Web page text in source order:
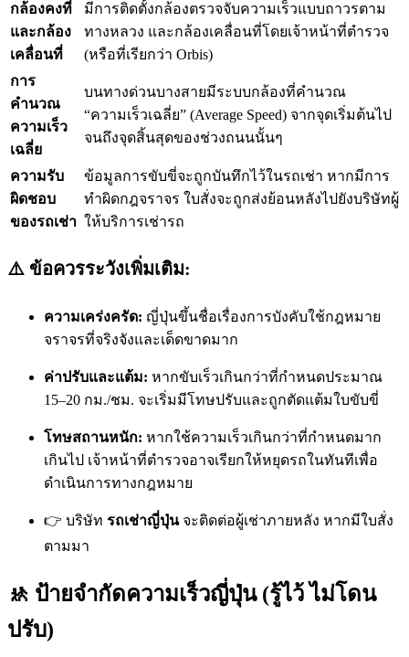
กล้องคงที่
และกล้อง
เคลื่อนที่
มีการติดตั้งกล้องตรวจจับความเร็วแบบถาวรตาม
ทางหลวง และกล้องเคลื่อนที่โดยเจ้าหน้าที่ตำรวจ
(หรือที่เรียกว่า Orbis)
การ
คำนวณ
ความเร็ว
เฉลี่ย
บนทางด่วนบางสายมีระบบกล้องที่คำนวณ
“ความเร็วเฉลี่ย” (Average Speed) จากจุดเริ่มต้นไป
จนถึงจุดสิ้นสุดของช่วงถนนนั้นๆ
ความรับ
ผิดชอบ
ของรถเช่า
ข้อมูลการขับขี่จะถูกบันทึกไว้ในรถเช่า หากมีการ
ทำผิดกฎจราจร ใบสั่งจะถูกส่งย้อนหลังไปยังบริษัทผู้
ให้บริการเช่ารถ
⚠️ ข้อควรระวังเพิ่มเติม:
ความเคร่งครัด: ญี่ปุ่นขึ้นชื่อเรื่องการบังคับใช้กฎหมาย
จราจรที่จริงจังและเด็ดขาดมาก
ค่าปรับและแต้ม: หากขับเร็วเกินกว่าที่กำหนดประมาณ
15–20 กม./ชม. จะเริ่มมีโทษปรับและถูกตัดแต้มใบขับขี่
โทษสถานหนัก: หากใช้ความเร็วเกินกว่าที่กำหนดมาก
เกินไป เจ้าหน้าที่ตำรวจอาจเรียกให้หยุดรถในทันทีเพื่อ
ดำเนินการทางกฎหมาย
👉 บริษัท รถเช่าญี่ปุ่นจะติดต่อผู้เช่าภายหลัง หากมีใบสั่ง
ตามมา
🚸 ป้ายจำกัดความเร็วญี่ปุ่น (รู้ไว้ ไม่โดน
ปรับ)